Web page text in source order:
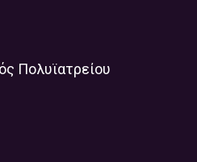
Πολυϊατρείου